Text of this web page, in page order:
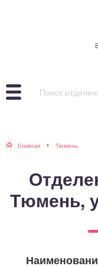
Главная Тюмень
Тюмень,